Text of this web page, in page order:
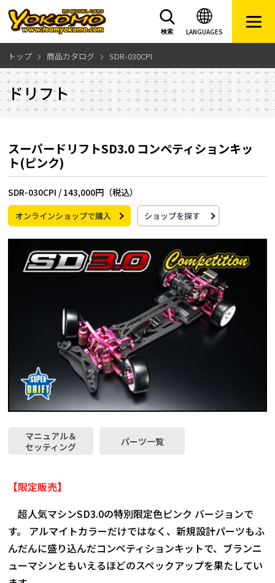
LANGUAGES
検索
トップ 商品カタログ SDR-030CPI
ドリフト
スーパードリフトSD3.0 コンペティションキッ
ト(ピンク)
SDR-030CPI / 143,000円（税込）
オンラインショップで購入 ショップを探す
マニュアル＆
セッティング
パーツ一覧
【限定販売】
超人気マシンSD3.0の特別限定色ピンク バージョンで
す。 アルマイトカラーだけではなく、新規設計パーツもふ
んだんに盛り込んだコンペティションキットで、ブランニ
ューマシンともいえるほどのスペックアップを果たしてい